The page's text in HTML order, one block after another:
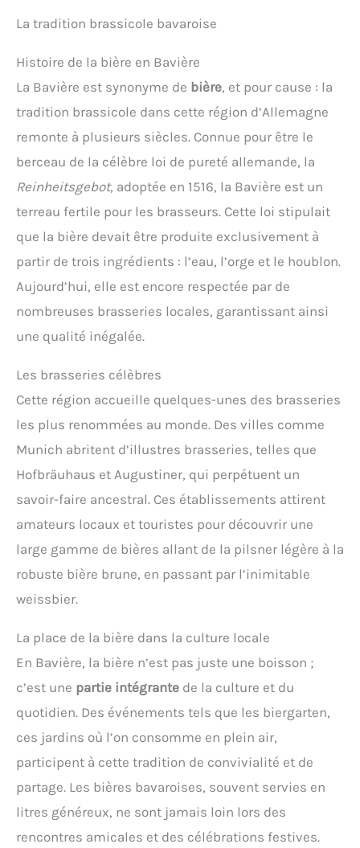
La tradition brassicole bavaroise
Histoire de la bière en Bavière
La Bavière est synonyme de bière, et pour cause : la
tradition brassicole dans cette région d’Allemagne
remonte à plusieurs siècles. Connue pour être le
berceau de la célèbre loi de pureté allemande, la
Reinheitsgebot, adoptée en 1516, la Bavière est un
terreau fertile pour les brasseurs. Cette loi stipulait
que la bière devait être produite exclusivement à
partir de trois ingrédients : l’eau, l’orge et le houblon.
Aujourd’hui, elle est encore respectée par de
nombreuses brasseries locales, garantissant ainsi
une qualité inégalée.
Les brasseries célèbres
Cette région accueille quelques-unes des brasseries
les plus renommées au monde. Des villes comme
Munich abritent d’illustres brasseries, telles que
Hofbräuhaus et Augustiner, qui perpétuent un
savoir-faire ancestral. Ces établissements attirent
amateurs locaux et touristes pour découvrir une
large gamme de bières allant de la pilsner légère à la
robuste bière brune, en passant par l’inimitable
weissbier.
La place de la bière dans la culture locale
En Bavière, la bière n’est pas juste une boisson ;
c’est une partie intégrante de la culture et du
quotidien. Des événements tels que les biergarten,
ces jardins où l’on consomme en plein air,
participent à cette tradition de convivialité et de
partage. Les bières bavaroises, souvent servies en
litres généreux, ne sont jamais loin lors des
rencontres amicales et des célébrations festives.